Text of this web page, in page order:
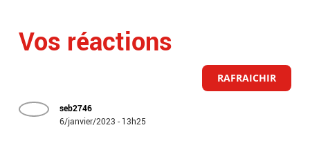
Vos réactions
RAFRAICHIR
seb2746
6/janvier/2023 - 13h25